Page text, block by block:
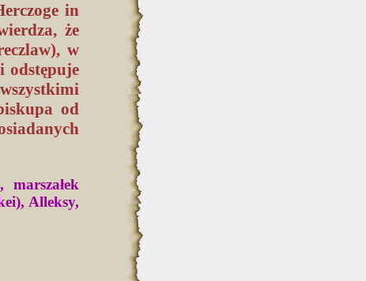
in
że
w
odstępuje
od
Alleksy,